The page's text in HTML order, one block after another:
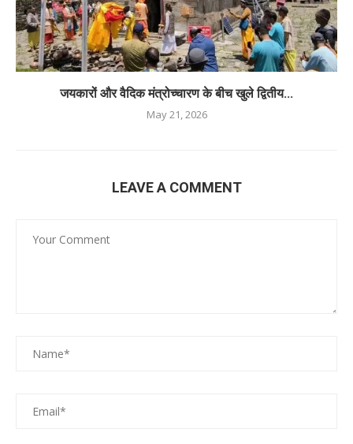
जयकारों और वैदिक मंत्रोच्चारण के बीच खुले द्वितीय...
May 21, 2026
LEAVE A COMMENT